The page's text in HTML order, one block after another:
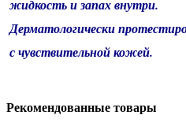
жидкость и запах внутри.
Дерматологически
с чувствительной кожей.
Рекомендованные товары